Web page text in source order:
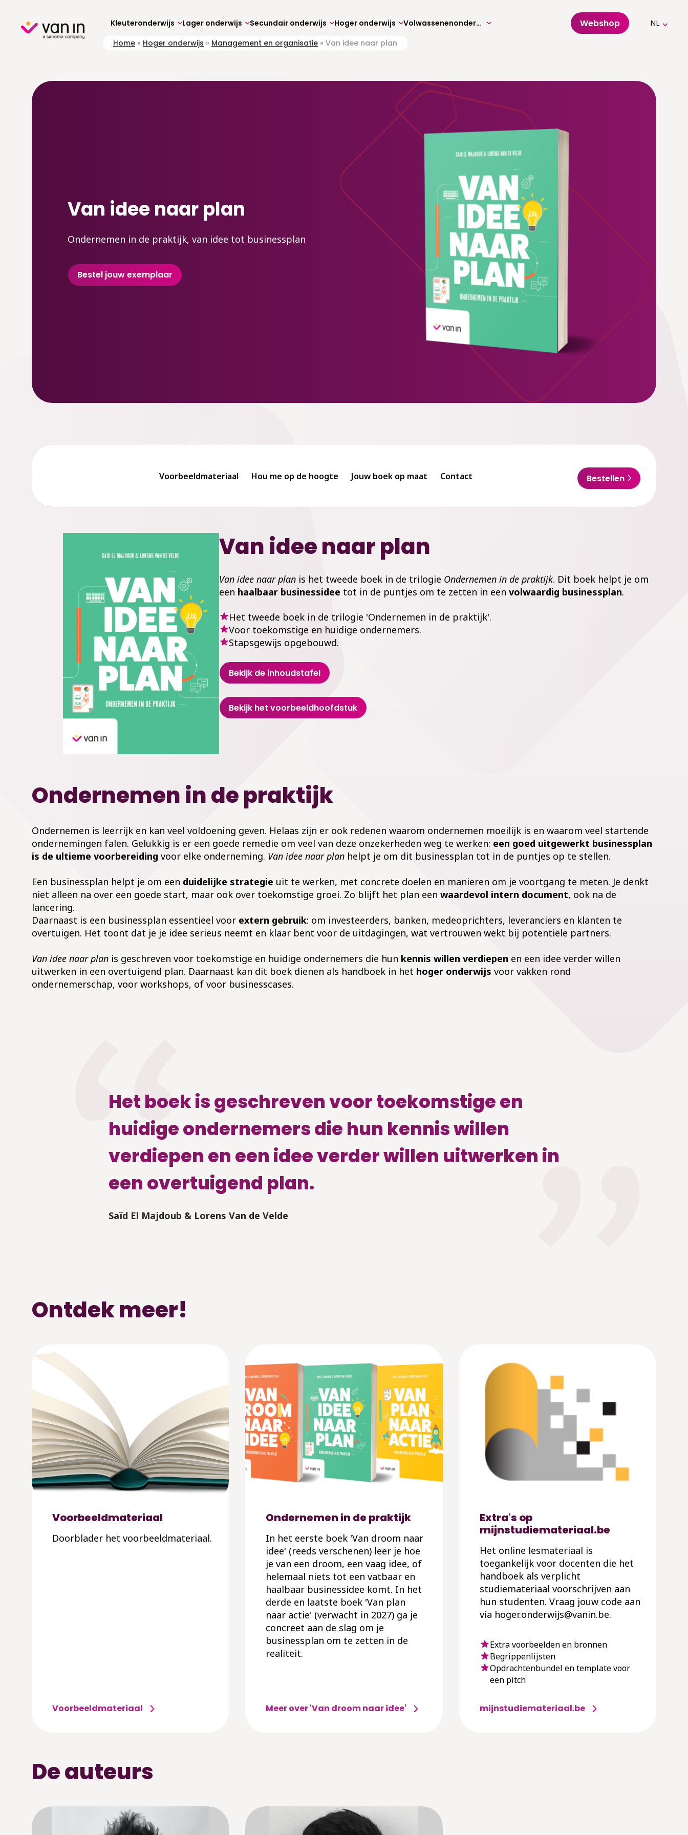
content Kleuteronderwijs Lager onderwijs Secundair onderwijs Hoger onderwijs Volwassenenonderwijs Webshop NL
Home » Hoger onderwijs » Management en organisatie » Van idee naar plan
Van idee naar plan
Ondernemen in de praktijk, van idee tot businessplan
Bestel jouw exemplaar
Voorbeeldmateriaal Hou me op de hoogte Jouw boek op maat Contact Bestellen
Van idee naar plan
Van idee naarplan is het tweede boek in de trilogie Ondernemen in de praktijk. Dit boek helpt je om
een haalbaar businessidee tot in de puntjes om te zetten in een volwaardig businessplan.
Het tweede boek in de trilogie 'Ondernemen in de praktijk'.
Voor toekomstige en huidige ondernemers.
Stapsgewijs opgebouwd.
Bekijk de inhoudstafel
Bekijk het voorbeeldhoofdstuk
Ondernemen in de praktijk
Ondernemen is leerrijk en kan veel voldoening geven. Helaas zijn er ook redenen waarom ondernemen moeilijk is en waarom veel startende
ondernemingen falen. Gelukkig is er een goede remedie om veel van deze onzekerheden weg te werken: een goed uitgewerkt businessplan
is de ultieme voorbereiding voor elke onderneming. Van idee naar plan helpt je om dit businessplan tot in de puntjes op te stellen.
Een businessplan helpt je om een duidelijke strategie uit te werken, met concrete doelen en manieren om je voortgang te meten. Je denkt
niet alleen na over een goede start, maar ook over toekomstige groei. Zo blijft het plan een waardevol intern document, ook na de
lancering.
Daarnaast is een businessplan essentieel voor extern gebruik: om investeerders, banken, medeoprichters, leveranciers en klanten te
overtuigen. Het toont dat je je idee serieus neemt en klaar bent voor de uitdagingen, wat vertrouwen wekt bij potentiële partners.
Van idee naar plan is geschreven voor toekomstige en huidige ondernemers die hun kennis willen verdiepen en een idee verder willen
uitwerken in een overtuigend plan. Daarnaast kan dit boek dienen als handboek in het hoger onderwijs voor vakken rond
ondernemerschap, voor workshops, of voor businesscases.
Het boek is geschreven voor toekomstige en
huidige ondernemers die hun kennis willen
verdiepen en een idee verder willen uitwerken in
een overtuigend plan.
Saïd El Majdoub & Lorens Van de Velde
Ontdek meer!
Voorbeeldmateriaal
Doorblader het voorbeeldmateriaal.
Voorbeeldmateriaal
Ondernemen in de praktijk
In het eerste boek 'Van droom naar
idee' (reeds verschenen) leer je hoe
je van een droom, een vaag idee, of
helemaal niets tot een vatbaar en
haalbaar businessidee komt. In het
derde en laatste boek 'Van plan
naar actie' (verwacht in 2027) ga je
concreet aan de slag om je
businessplan om te zetten in de
realiteit.
Meer over 'Van droom naar idee'
Extra's op
mijnstudiemateriaal.be
Het online lesmateriaal is
toegankelijk voor docenten die het
handboek als verplicht
studiemateriaal voorschrijven aan
hun studenten. Vraag jouw code aan
via hoger.onderwijs@vanin.be.
Extra voorbeelden en bronnen
Begrippenlijsten
Opdrachtenbundel en template voor
een pitch
mijnstudiemateriaal.be
De auteurs